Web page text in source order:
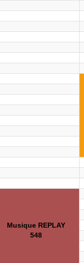
Musique REPLAY
548